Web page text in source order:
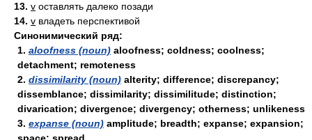
13. v оставлять далеко позади
14. v владеть перспективой
Синонимический ряд:
1. aloofness (noun) aloofness; coldness; coolness;
detachment; remoteness
2. dissimilarity (noun) alterity; difference; discrepancy;
dissemblance; dissimilarity; dissimilitude; distinction;
divarication; divergence; divergency; otherness; unlikeness
3. expanse (noun) amplitude; breadth; expanse; expansion;